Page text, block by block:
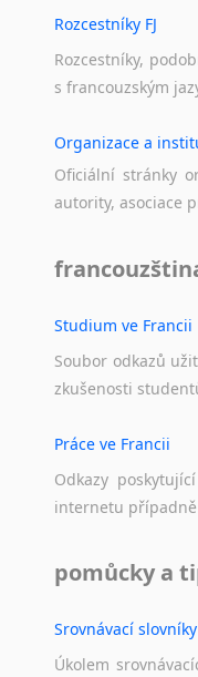
Rozcestníky FJ
Rozcestníky,
s francouzským
Organizace a
Oficiální stránky
autority, asociace
Studium ve Francii
Soubor odkazů
zkušenosti
Práce ve Francii
Odkazy poskytující
internetu případně
pomůcky a
Srovnávací slovníky
Úkolem